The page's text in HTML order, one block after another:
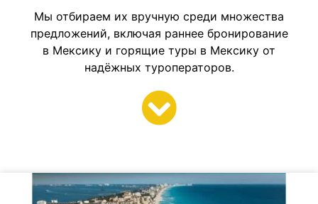
Мы отбираем их вручную среди множества
предложений, включая раннее бронирование
в Мексику и горящие туры в Мексику от
надёжных туроператоров.